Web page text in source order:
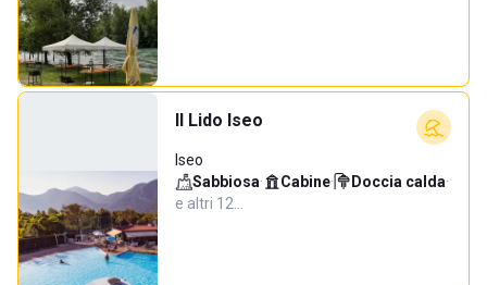
Il Lido Iseo
Iseo
Sabbiosa· Cabine· Doccia calda·
e altri 12…